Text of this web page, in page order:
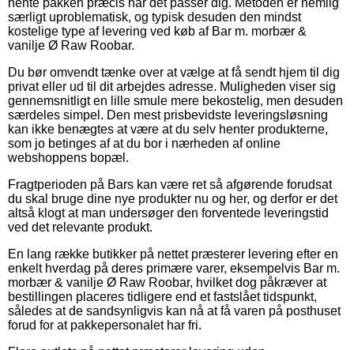
særligt uproblematisk, og typisk desuden den mindst
kostelige type af levering ved køb af Bar m. morbær &
vanilje Ø Raw Roobar.
Du bør omvendt tænke over at vælge at få sendt hjem til dig
privat eller ud til dit arbejdes adresse. Muligheden viser sig
gennemsnitligt en lille smule mere bekostelig, men desuden
særdeles simpel. Den mest prisbevidste leveringsløsning
kan ikke benægtes at være at du selv henter produkterne,
som jo betinges af at du bor i nærheden af online
webshoppens bopæl.
Fragtperioden på Bars kan være ret så afgørende forudsat
du skal bruge dine nye produkter nu og her, og derfor er det
altså klogt at man undersøger den forventede leveringstid
ved det relevante produkt.
En lang række butikker på nettet præsterer levering efter en
enkelt hverdag på deres primære varer, eksempelvis Bar m.
morbær & vanilje Ø Raw Roobar, hvilket dog påkræver at
bestillingen placeres tidligere end et fastslået tidspunkt,
således at de sandsynligvis kan nå at få varen på posthuset
forud for at pakkepersonalet har fri.